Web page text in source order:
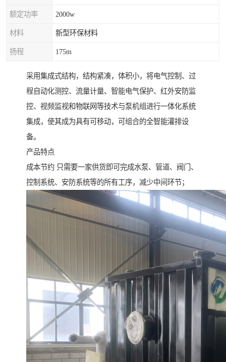
额定功率 2000w
材料 新型环保材料
扬程 175m
采用集成式结构，结构紧凑，体积小，将电气控制、过
程自动化测控、流量计量、智能电气保护、红外安防监
控、视频监视和物联网等技术与泵机组进行一体化系统
集成，使其成为具有可移动，可组合的全智能灌排设
备。
产品特点
成本节约 只需要一家供货即可完成水泵、管道、阀门、
控制系统、安防系统等的所有工序，减少中间环节；